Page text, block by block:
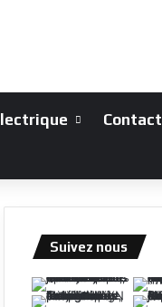
Contact
Suivez nous